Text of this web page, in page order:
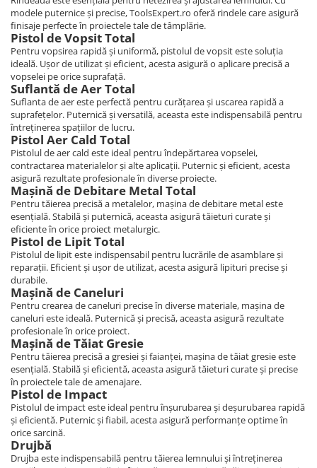
modele puternice și precise, ToolsExpert.ro oferă rindele care asigură
finisaje perfecte în proiectele tale de tâmplărie.
Pistol de Vopsit Total
Pentru vopsirea rapidă și uniformă, pistolul de vopsit este soluția
ideală. Ușor de utilizat și eficient, acesta asigură o aplicare precisă a
vopselei pe orice suprafață.
Suflantă de Aer Total
Suflanta de aer este perfectă pentru curățarea și uscarea rapidă a
suprafețelor. Puternică și versatilă, aceasta este indispensabilă pentru
întreținerea spațiilor de lucru.
Pistol Aer Cald Total
Pistolul de aer cald este ideal pentru îndepărtarea vopselei,
contractarea materialelor și alte aplicații. Puternic și eficient, acesta
asigură rezultate profesionale în diverse proiecte.
Mașină de Debitare Metal Total
Pentru tăierea precisă a metalelor, mașina de debitare metal este
esențială. Stabilă și puternică, aceasta asigură tăieturi curate și
eficiente în orice proiect metalurgic.
Pistol de Lipit Total
Pistolul de lipit este indispensabil pentru lucrările de asamblare și
reparații. Eficient și ușor de utilizat, acesta asigură lipituri precise și
durabile.
Mașină de Caneluri
Pentru crearea de caneluri precise în diverse materiale, mașina de
caneluri este ideală. Puternică și precisă, aceasta asigură rezultate
profesionale în orice proiect.
Mașină de Tăiat Gresie
Pentru tăierea precisă a gresiei și faianței, mașina de tăiat gresie este
esențială. Stabilă și eficientă, aceasta asigură tăieturi curate și precise
în proiectele tale de amenajare.
Pistol de Impact
Pistolul de impact este ideal pentru înșurubarea și deșurubarea rapidă
și eficientă. Puternic și fiabil, acesta asigură performanțe optime în
orice sarcină.
Drujbă
Drujba este indispensabilă pentru tăierea lemnului și întreținerea